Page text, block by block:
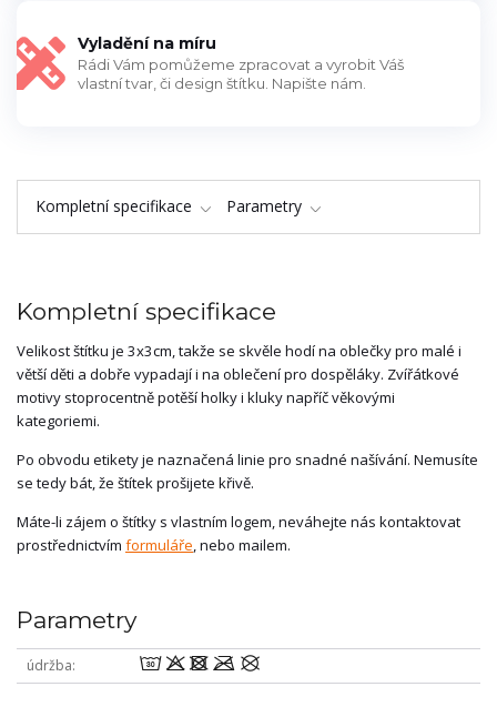
Vyladění na míru
Rádi Vám pomůžeme zpracovat a vyrobit Váš
vlastní tvar, či design štítku. Napište nám.
Kompletní specifikace Parametry
Kompletní specifikace
Velikost štítku je 3x3cm, takže se skvěle hodí na oblečky pro malé i
větší děti a dobře vypadají i na oblečení pro dospěláky. Zvířátkové
motivy stoprocentně potěší holky i kluky napříč věkovými
kategoriemi.
Po obvodu etikety je naznačená linie pro snadné našívání. Nemusíte
se tedy bát, že štítek prošijete křivě.
Máte-li zájem o štítky s vlastním logem, neváhejte nás kontaktovat
prostřednictvím formuláře, nebo mailem.
Parametry
údržba wodmU